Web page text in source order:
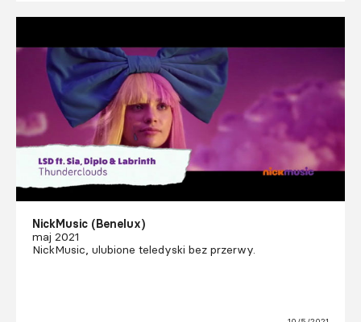
NickMusic (Benelux)
maj 2021
NickMusic, ulubione teledyski bez przerwy.